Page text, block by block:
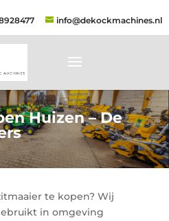
info@dekockmachines.nl
Huizen – De
te kopen? Wij
in omgeving